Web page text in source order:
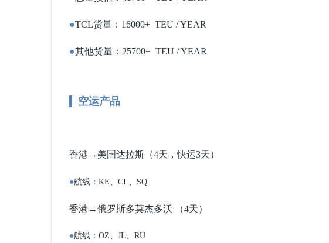
●TCL货量：16000+ TEU / YEAR
●其他货量：25700+ TEU / YEAR
空运产品
香港→美国达拉斯（4天，快运3天）
●航线：KE、CI 、SQ
香港→俄罗斯多莫杰多沃 （4天）
●航线：OZ、JL、RU